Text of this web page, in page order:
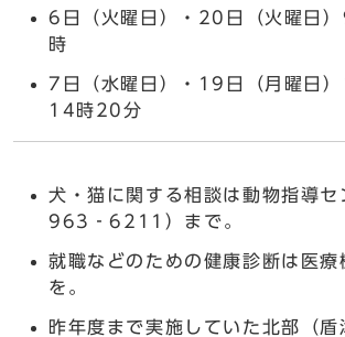
6日（火曜日）・20日（火曜日
時
7日（水曜日）・19日（月曜日
14時20分
犬・猫に関する相談は動物指導
963‐6211）まで。
就職などのための健康診断は医療
を。
昨年度まで実施していた北部（